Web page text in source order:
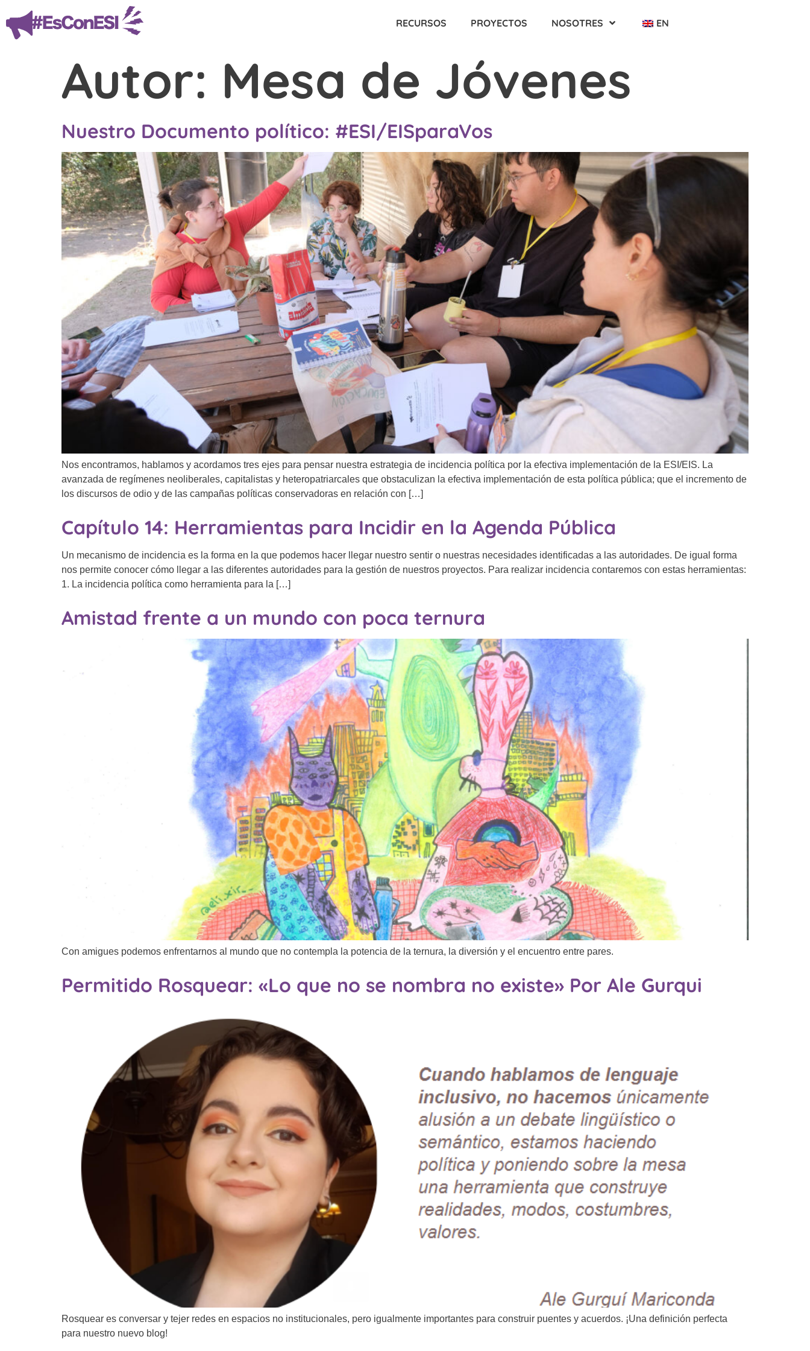
RECURSOS PROYECTOS NOSOTRES EN
Autor: Mesa de Jóvenes
Nuestro Documento político: #ESI/EISparaVos
Nos encontramos, hablamos y acordamos tres ejes para pensar nuestra estrategia de incidencia política por la efectiva implementación de la ESI/EIS. La
avanzada de regímenes neoliberales, capitalistas y heteropatriarcales que obstaculizan la efectiva implementación de esta política pública; que el incremento de
los discursos de odio y de las campañas políticas conservadoras en relación con […]
Capítulo 14: Herramientas para Incidir en la Agenda Pública
Un mecanismo de incidencia es la forma en la que podemos hacer llegar nuestro sentir o nuestras necesidades identificadas a las autoridades. De igual forma
nos permite conocer cómo llegar a las diferentes autoridades para la gestión de nuestros proyectos. Para realizar incidencia contaremos con estas herramientas:
1. La incidencia política como herramienta para la […]
Amistad frente a un mundo con poca ternura
Con amigues podemos enfrentarnos al mundo que no contempla la potencia de la ternura, la diversión y el encuentro entre pares.
Permitido Rosquear: «Lo que no se nombra no existe» Por Ale Gurqui
Rosquear es conversar y tejer redes en espacios no institucionales, pero igualmente importantes para construir puentes y acuerdos. ¡Una definición perfecta
para nuestro nuevo blog!